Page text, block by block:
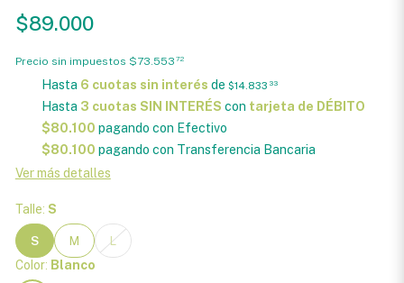
$89.000
Precio sin impuestos $73.553 72
Hasta 6 cuotas sin interés de $14.833 33
Hasta 3 cuotas SIN INTERÉS con tarjeta de DÉBITO
$80.100 pagando con Efectivo
$80.100 pagando con Transferencia Bancaria
Ver más detalles
Talle: S
S M
L
Color: Blanco